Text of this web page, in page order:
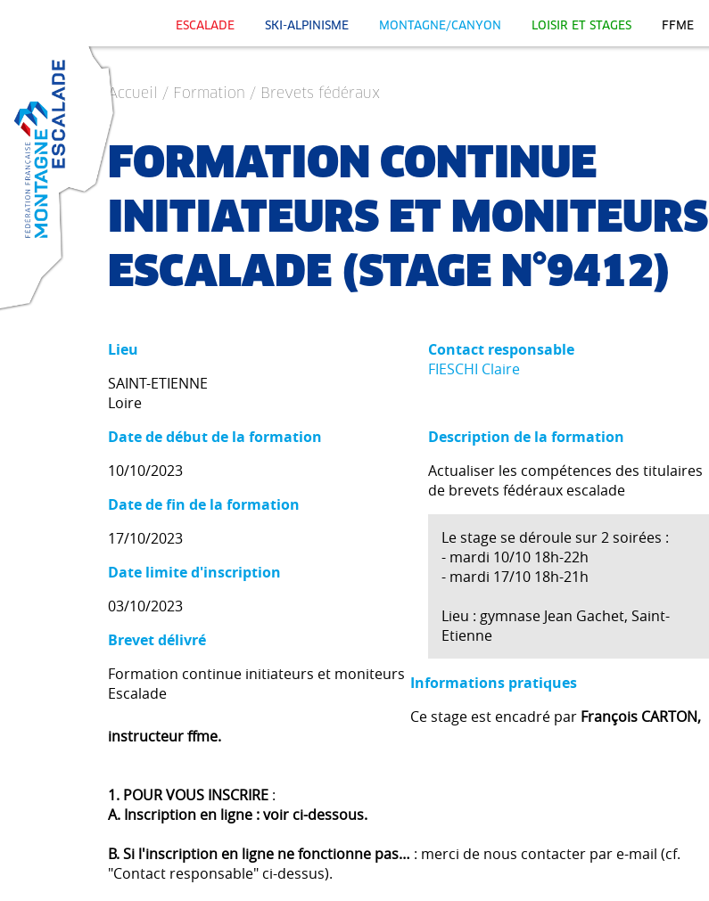
ESCALADE SKI-ALPINISME MONTAGNE/CANYON LOISIR ET STAGES FFME
Accueil / Formation / Brevets fédéraux
FORMATION CONTINUE
INITIATEURS ET MONITEURS
ESCALADE (STAGE N°9412)
Lieu
SAINT-ETIENNE
Loire
Date de début de la formation
10/10/2023
Date de fin de la formation
17/10/2023
Date limite d'inscription
03/10/2023
Brevet délivré
Formation continue initiateurs et moniteurs
Escalade
Contact responsable
FIESCHI Claire
Description de la formation
Actualiser les compétences des titulaires
de brevets fédéraux escalade
Le stage se déroule sur 2 soirées :
- mardi 10/10 18h-22h
- mardi 17/10 18h-21h
Lieu : gymnase Jean Gachet, Saint-
Etienne
Informations pratiques
Ce stage est encadré par François CARTON,
instructeur ffme.
1. POUR VOUS INSCRIRE :
A. Inscription en ligne : voir ci-dessous.
B. Si l'inscription en ligne ne fonctionne pas… : merci de nous contacter par e-mail (cf.
"Contact responsable" ci-dessus).